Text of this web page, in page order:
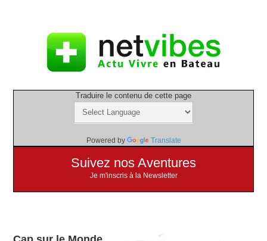
Traduire le contenu de cette page
Powered by Translate
Suivez nos Aventures
Je m'inscris à la Newsletter